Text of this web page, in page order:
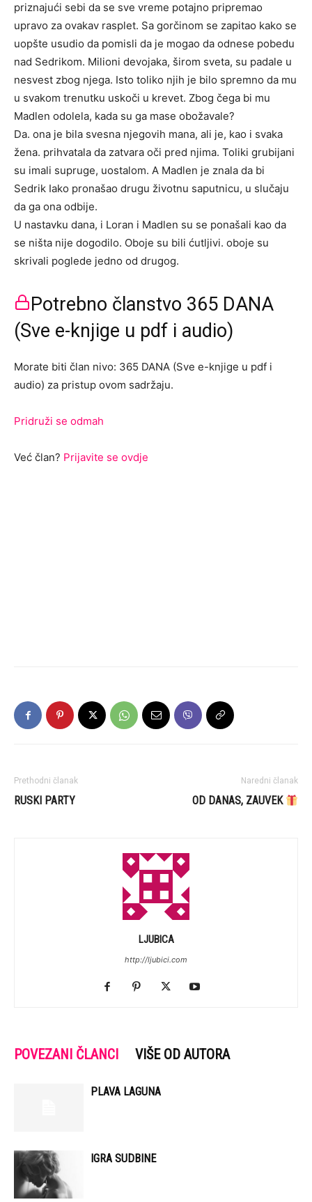
priznajući sebi da se sve vreme potajno pripremao
upravo za ovakav rasplet. Sa gorčinom se zapitao kako se
uopšte usudio da pomisli da je mogao da odnese pobedu
nad Sedrikom. Milioni devojaka, širom sveta, su padale u
nesvest zbog njega. Isto toliko njih je bilo spremno da mu
u svakom trenutku uskoči u krevet. Zbog čega bi mu
Madlen odolela, kada su ga mase obožavale?
Da. ona je bila svesna njegovih mana, ali je, kao i svaka
žena. prihvatala da zatvara oči pred njima. Toliki grubijani
su imali supruge, uostalom. A Madlen je znala da bi
Sedrik Iako pronašao drugu životnu saputnicu, u slučaju
da ga ona odbije.
U nastavku dana, i Loran i Madlen su se ponašali kao da
se ništa nije dogodilo. Oboje su bili ćutljivi. oboje su
skrivali poglede jedno od drugog.
Potrebno članstvo 365 DANA
(Sve e-knjige u pdf i audio)
Morate biti član nivo: 365 DANA (Sve e-knjige u pdf i
audio) za pristup ovom sadržaju.
Pridruži se odmah
Već član? Prijavite se ovdje
Prethodni članak
RUSKI PARTY
Naredni članak
OD DANAS, ZAUVEK
LJUBICA
http://ljubici.com
POVEZANI ČLANCI VIŠE OD AUTORA
PLAVA LAGUNA
IGRA SUDBINE